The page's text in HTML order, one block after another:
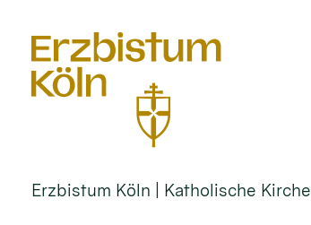
Erzbistum Köln | Katholische Kirche